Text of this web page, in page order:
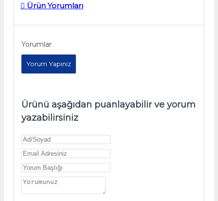
Ürün Yorumları
Yorumlar
Yorum Yapınız
Ürünü aşağıdan puanlayabilir ve yorum
yazabilirsiniz